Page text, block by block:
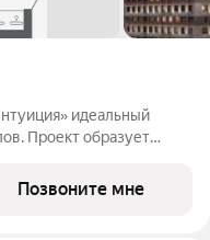
идеальный
Проект образует
жилой комплекс
Позвоните мне